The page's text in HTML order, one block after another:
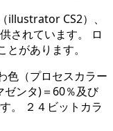
illustrator CS2）、
されています。 ロ
があります。
色（プロセスカラー
ゼンタ)＝60％及び
。 ２４ビットカラ